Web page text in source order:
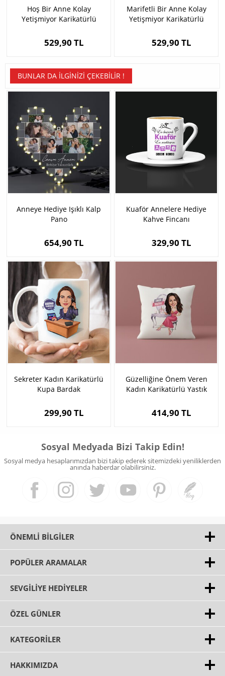
Hoş Bir Anne Kolay
Yetişmiyor Karikatürlü
529,90 TL
Marifetli Bir Anne Kolay
Yetişmiyor Karikatürlü
529,90 TL
BUNLAR DA İLGINIZI ÇEKEBILIR !
Anneye Hediye Işıklı Kalp
Pano
654,90 TL
Kuaför Annelere Hediye
Kahve Fincanı
329,90 TL
Sekreter Kadın Karikatürlü
Kupa Bardak
299,90 TL
Güzelliğine Önem Veren
Kadın Karikatürlü Yastık
414,90 TL
Sosyal Medyada Bizi Takip Edin!
Sosyal medya hesaplarımızdan bizi takip ederek sitemizdeki yeniliklerden
anında haberdar olabilirsiniz.
ÖNEMLI BILGILER
POPÜLER ARAMALAR
SEVGILIYE HEDIYELER
ÖZEL GÜNLER
KATEGORILER
HAKKIMIZDA